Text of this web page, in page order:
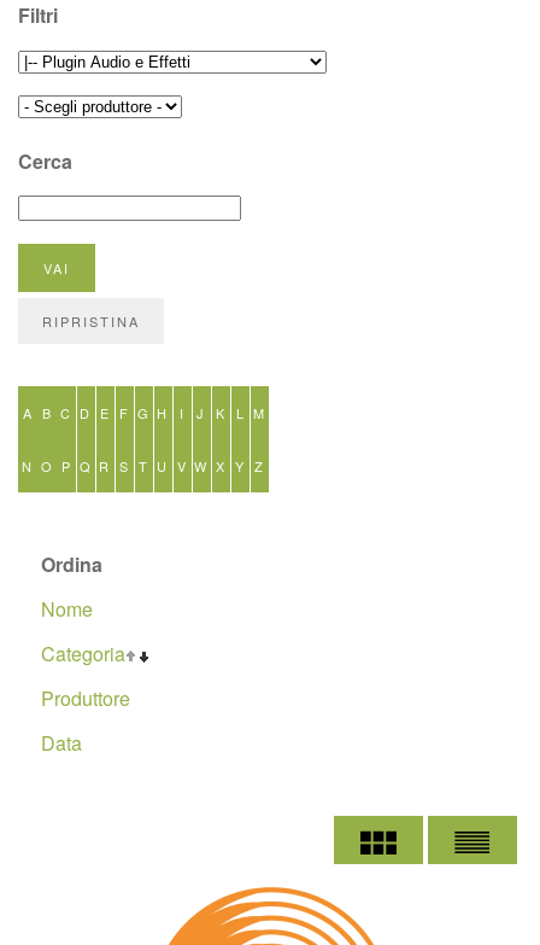
Filtri
Cerca
A B C D E F G H I J K L M
N O P Q R S T U V W X Y Z
Ordina
Nome
Categoria
Produttore
Data